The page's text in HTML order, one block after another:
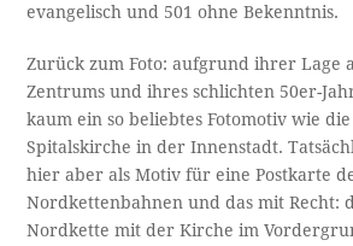
evangelisch und 501 ohne Bekenntnis.
Zurück zum Foto: aufgrund ihrer Lage
Zentrums und ihres schlichten 50er-
kaum ein so beliebtes Fotomotiv wie
Spitalskirche in der Innenstadt.
hier aber als Motiv für eine Postkarte
Nordkettenbahnen und das mit Recht:
Nordkette mit der Kirche im